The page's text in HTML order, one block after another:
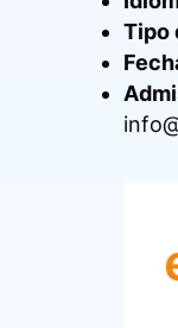
Tipo